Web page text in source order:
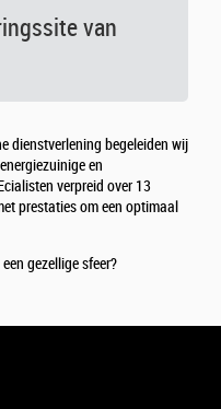
van
dienstverlening begeleiden wij
en
verpreid over 13
prestaties om een optimaal
gezellige sfeer?